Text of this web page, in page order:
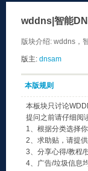
wddns|智能
版块介绍: wddns，
版主: dnsam
本版规则
本板块只讨论
提问之前请仔细阅
1、根据分类选择
2、求助贴，请提
3、分享心得/教程/
4、广告/垃圾信息